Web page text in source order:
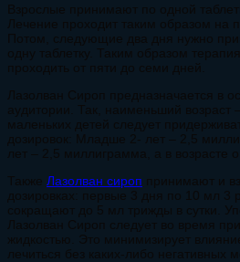
Взрослые принимают по одной
Лечение проходит таким образом на
Потом, следующие два дня нужно
одну таблетку. Таким образом
проходить от пяти до семи дней.
Лазолван Сироп предназначается в
аудитории. Так, наименьший возраст
маленьких детей следует
дозировок: Младше 2- лет – 2,5
лет – 2,5 миллиграмма, а в возрасте
Также Лазолван сироп принимают и
дозировках: первые 3 дня по 10 мл 3
сокращают до 5 мл трижды в сутки.
Лазолван Сироп следует во время
жидкостью. Это минимизирует
лечиться без каких-либо негативных